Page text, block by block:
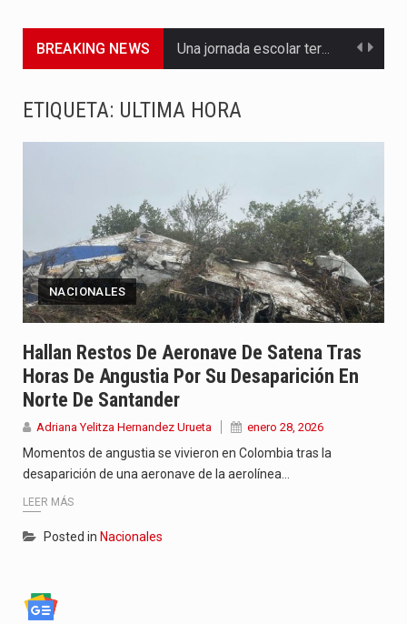
BREAKING NEWS Una jornada escolar terminó en tragedia este viernes 7 de…
La llegada de Álvaro Uribe Vélez a la ceremonia de…
Con una salva de 21 cañonazos se cumplieron los honores…
El presidente electo Abelardo de la Espriella aseguró que durante…
Con el inicio del gobierno de Abelardo de la Espriella,…
Abelardo de la Espriella comenzó su Gobierno con uno de…
ETIQUETA: ULTIMA HORA
NACIONALES
Hallan Restos De Aeronave De Satena Tras
Horas De Angustia Por Su Desaparición En
Norte De Santander
Adriana Yelitza Hernandez Urueta enero 28, 2026
Momentos de angustia se vivieron en Colombia tras la
desaparición de una aeronave de la aerolínea…
LEER MÁS
Posted in Nacionales